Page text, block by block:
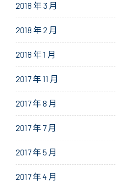
2018 年 3 月
2018 年 2 月
2018 年 1 月
2017 年 11 月
2017 年 8 月
2017 年 7 月
2017 年 5 月
2017 年 4 月